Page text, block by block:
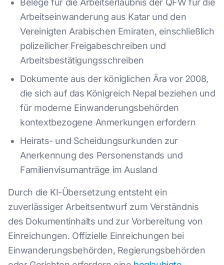
Belege für die Arbeitserlaubnis der QFW für die
Arbeitseinwanderung aus Katar und den
Vereinigten Arabischen Emiraten, einschließlich
polizeilicher Freigabeschreiben und
Arbeitsbestätigungsschreiben
Dokumente aus der königlichen Ära vor 2008,
die sich auf das Königreich Nepal beziehen und
für moderne Einwanderungsbehörden
kontextbezogene Anmerkungen erfordern
Heirats- und Scheidungsurkunden zur
Anerkennung des Personenstands und
Familienvisumanträge im Ausland
Durch die KI-Übersetzung entsteht ein
zuverlässiger Arbeitsentwurf zum Verständnis
des Dokumentinhalts und zur Vorbereitung von
Einreichungen. Offizielle Einreichungen bei
Einwanderungsbehörden, Regierungsbehörden